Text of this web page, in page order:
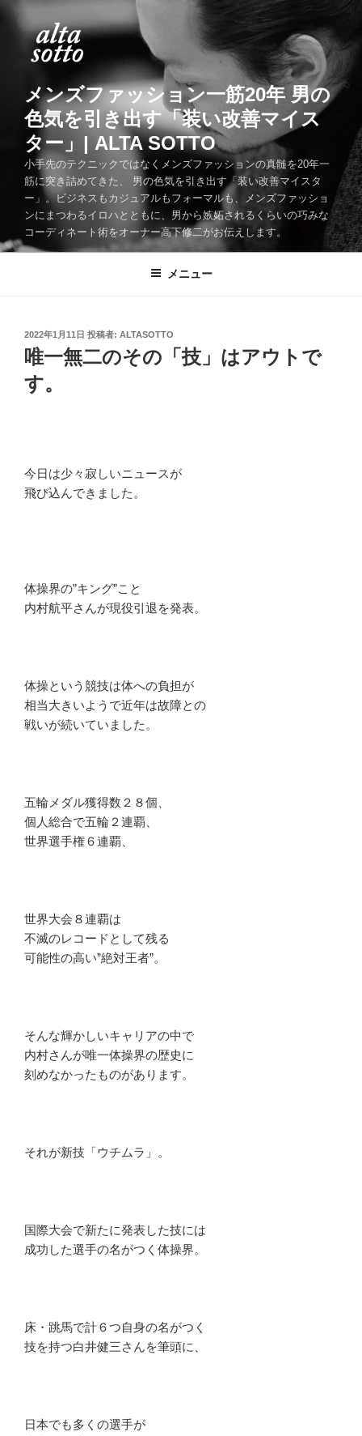
メンズファッション一筋20年 男の
色気を引き出す「装い改善マイス
ター」| ALTA SOTTO
小手先のテクニックではなくメンズファッションの真髄を20年一
筋に突き詰めてきた、 男の色気を引き出す「装い改善マイスタ
ー」。ビジネスもカジュアルもフォーマルも、メンズファッショ
ンにまつわるイロハとともに、男から嫉妬されるくらいの巧みな
コーディネート術をオーナー高下修二がお伝えします。
メニュー
投
稿
日:
2022年1月11日 投稿者: ALTASOTTO
唯一無二のその「技」はアウトで
す。
今日は少々寂しいニュースが
飛び込んできました。
体操界の”キング”こと
内村航平さんが現役引退を発表。
体操という競技は体への負担が
相当大きいようで近年は故障との
戦いが続いていました。
五輪メダル獲得数２８個、
個人総合で五輪２連覇、
世界選手権６連覇、
世界大会８連覇は
不滅のレコードとして残る
可能性の高い”絶対王者”。
そんな輝かしいキャリアの中で
内村さんが唯一体操界の歴史に
刻めなかったものがあります。
それが新技「ウチムラ」。
国際大会で新たに発表した技には
成功した選手の名がつく体操界。
床・跳馬で計６つ自身の名がつく
技を持つ白井健三さんを筆頭に、
日本でも多くの選手が